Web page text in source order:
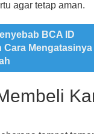
agar tetap aman.
BCA ID
Cara Mengatasinya